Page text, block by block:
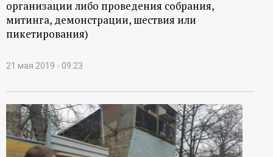
организации либо проведения собрания,
митинга, демонстрации, шествия или
пикетирования)
21 мая 2019 - 09:23